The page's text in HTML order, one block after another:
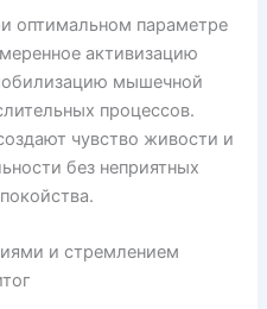
оптимальном параметре
активизацию
мышечной
процессов.
чувство живости и
без неприятных
и стремлением